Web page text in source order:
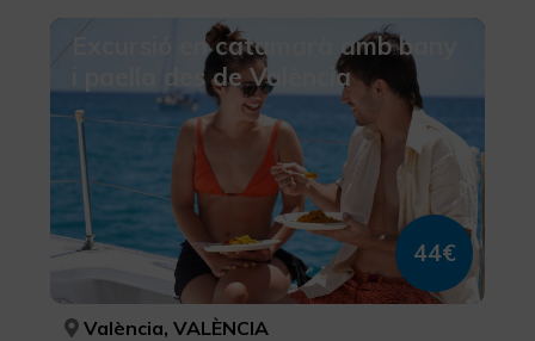
Excursió en catamarà amb bany
i paella des de València
44€
València, VALÈNCIA
Més informació